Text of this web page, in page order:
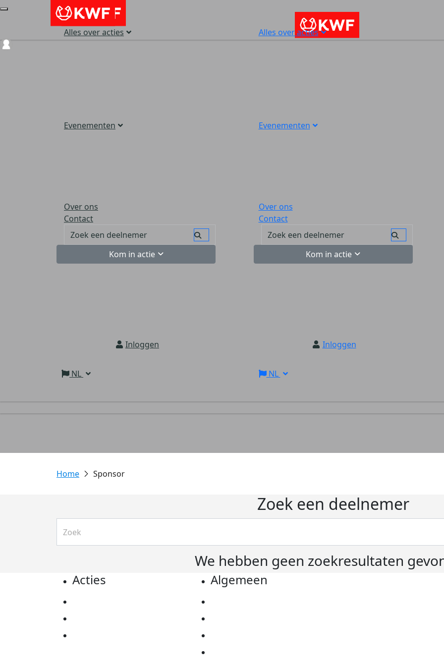
Alles over acties
Evenementen
Over ons
Contact
Kom in actie
Inloggen
NL
Alles over acties
Evenementen
Over ons
Contact
Kom in actie
Inloggen
NL
Sponsor
Zoek een deelnemer
We hebben geen zoekresultaten
Acties Algemeen